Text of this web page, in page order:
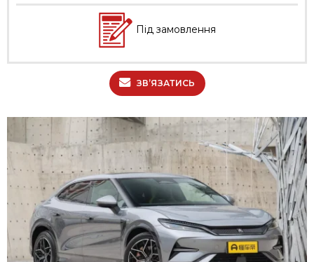
Під замовлення
ЗВ’ЯЗАТИСЬ